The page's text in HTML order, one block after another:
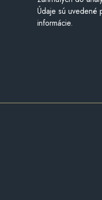
Údaje sú uvedené
informácie.